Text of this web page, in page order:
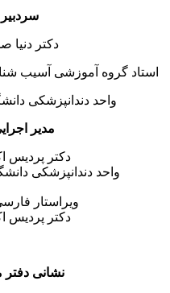
دکتر دنیا
استاد گروه آموزشی آسیب
واحد دندانپزشکی
مدیر
دکتر پردیس
واحد دندانپزشکی
ویراستار
دکتر پردیس
نشانی دفتر